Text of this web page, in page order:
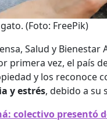
(Foto: FreePik)
Salud y
primera vez, el país
y los reconoce
y estrés, debido a su
colectivo